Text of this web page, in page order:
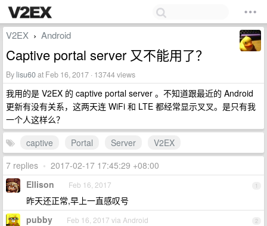
V2EX › Android
Captive portal server 又不能用了？
By lisu60at Feb 16, 2017 · 13744 views
我用的是 V2EX 的 captive portal server 。不知道跟最近的 Android
更新有没有关系，这两天连 WiFi 和 LTE 都经常显示叉叉。是只有我
一个人这样么？
captive
Portal Server
V2EX
7 replies • 2017-02-17 17:45:29 +08:00
1
Ellison Feb 16, 2017
昨天还正常,早上一直感叹号
2
pubby Feb 16, 2017 via Android